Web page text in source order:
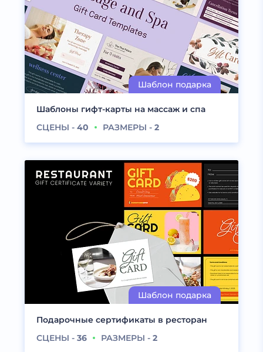
Шаблоны гифт-карты на массаж и спа
СЦЕНЫ - 40 РАЗМЕРЫ - 2
Подарочные сертификаты в ресторан
СЦЕНЫ - 36 РАЗМЕРЫ - 2